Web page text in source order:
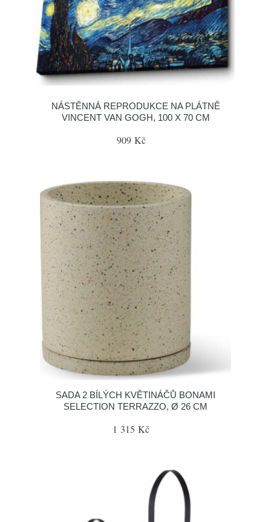
NÁSTĚNNÁ REPRODUKCE NA PLÁTNĚ
VINCENT VAN GOGH, 100 X 70 CM
909 Kč
SADA 2 BÍLÝCH KVĚTINÁČŮ BONAMI
SELECTION TERRAZZO, Ø 26 CM
1 315 Kč